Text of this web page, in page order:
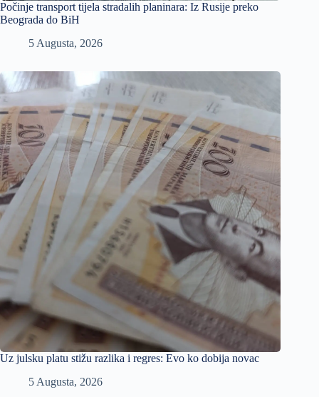
Počinje transport tijela stradalih planinara: Iz Rusije preko
Beograda do BiH
5 Augusta, 2026
Uz julsku platu stižu razlika i regres: Evo ko dobija novac
5 Augusta, 2026